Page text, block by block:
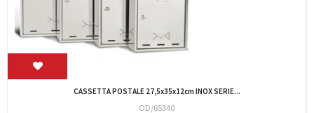
CASSETTA POSTALE 27,5x35x12cm INOX SERIE...
OD/65340